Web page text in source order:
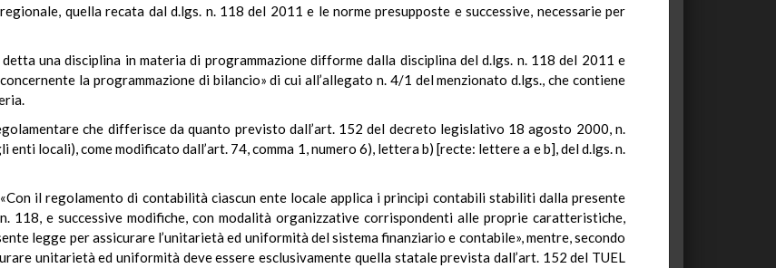
quella recata dal d.lgs. n. 118 del 2011 e le norme presupposte e successive, necessarie per
una disciplina in materia di programmazione difforme dalla disciplina del d.lgs. n. 118 del 2011 e
la programmazione di bilancio» di cui all’allegato n. 4/1 del menzionato d.lgs., che contiene
che differisce da quanto previsto dall’art. 152 del decreto legislativo 18 agosto 2000, n.
enti locali), come modificato dall’art. 74, comma 1, numero 6), lettera b) [recte: lettere a e b], del d.lgs. n.
il regolamento di contabilità ciascun ente locale applica i principi contabili stabiliti dalla presente
118, e successive modifiche, con modalità organizzative corrispondenti alle proprie caratteristiche,
legge per assicurare l’unitarietà ed uniformità del sistema finanziario e contabile», mentre, secondo
unitarietà ed uniformità deve essere esclusivamente quella statale prevista dall’art. 152 del TUEL